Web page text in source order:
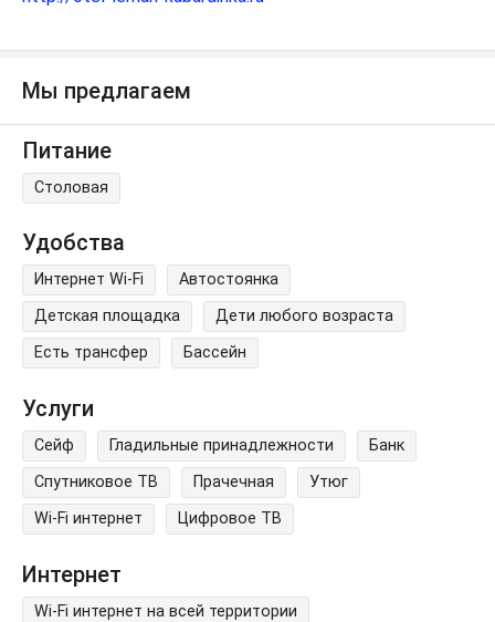
Мы предлагаем
Питание
Столовая
Удобства
Интернет Wi-Fi
Автостоянка
Детская площадка
Дети любого возраста
Есть трансфер
Бассейн
Услуги
Сейф Гладильные принадлежности
Банк
Спутниковое ТВ
Прачечная
Утюг
Wi-Fi интернет
Цифровое ТВ
Интернет
Wi-Fi интернет на всей территории